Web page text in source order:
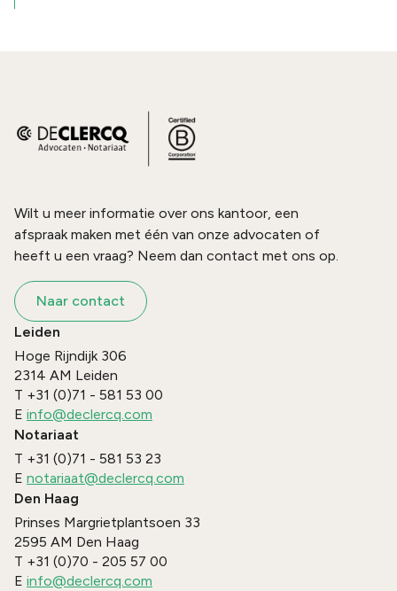
Wilt u meer informatie over ons kantoor, een
afspraak maken met één van onze advocaten of
heeft u een vraag? Neem dan contact met ons op.
Naar contact
Leiden
Hoge Rijndijk 306
2314 AM Leiden
T +31 (0)71 - 581 53 00
E info@declercq.com
Notariaat
T +31 (0)71 - 581 53 23
E notariaat@declercq.com
Den Haag
Prinses Margrietplantsoen 33
2595 AM Den Haag
T +31 (0)70 - 205 57 00
E info@declercq.com